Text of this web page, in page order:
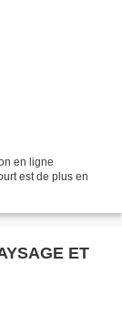
en ligne
est de plus en
ET